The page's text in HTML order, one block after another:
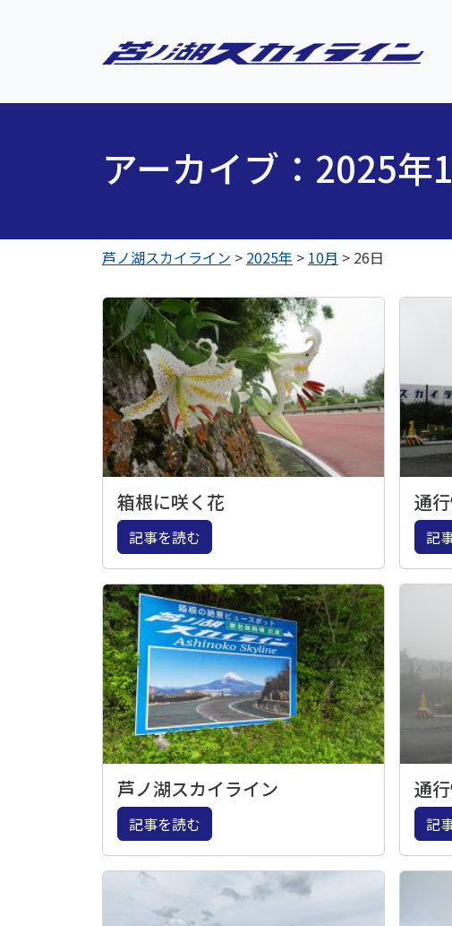
アーカイブ：2025
芦ノ湖スカイライン > 2025年 > 10月 > 26日
箱根に咲く花
記事を読む
通
記
芦ノ湖スカイライン
記事を読む
通
記